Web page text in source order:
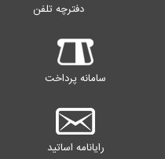
دفترچه تلفن
سامانه پرداخت
رایانامه اساتید